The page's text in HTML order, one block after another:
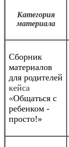
Категория
материала
Сборник
материалов
для родителей
кейса
«Общаться с
ребенком -
просто!»